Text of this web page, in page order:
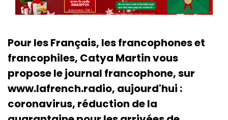
Pour les Français, les francophones et
francophiles, Catya Martin vous
propose le journal francophone, sur
www.lafrench.radio, aujourd'hui :
coronavirus, réduction de la